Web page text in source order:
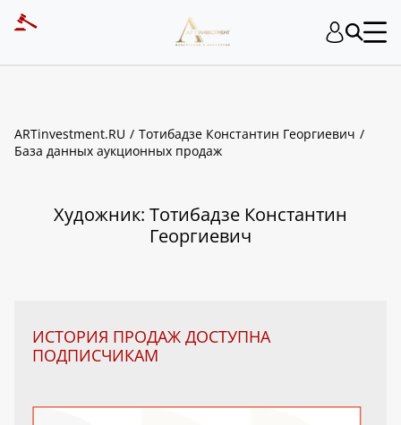
ARTinvestment.RU
Тотибадзе Константин Георгиевич
База данных аукционных продаж
Художник: Тотибадзе Константин
Георгиевич
ИСТОРИЯ ПРОДАЖ ДОСТУПНА
ПОДПИСЧИКАМ